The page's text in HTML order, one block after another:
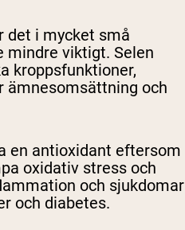
det i mycket små
mindre viktigt. Selen
kroppsfunktioner,
ämnesomsättning och
en antioxidant eftersom
oxidativ stress och
och sjukdomar
och diabetes.